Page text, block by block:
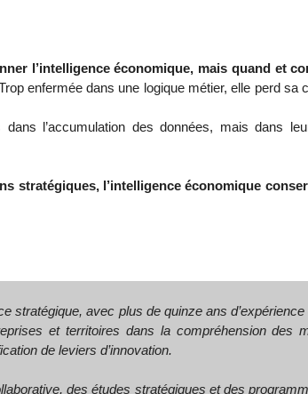
l’intelligence économique, mais quand et
enfermée dans une logique métier, elle perd sa
l’accumulation des données, mais dans
stratégiques, l’intelligence économique
stratégique, avec plus de quinze ans
et territoires dans la compréhension des
de leviers d’innovation.
des études stratégiques et des